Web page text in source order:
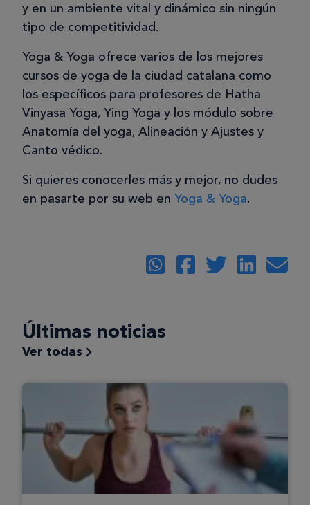
y en un ambiente vital y dinámico sin ningún
tipo de competitividad.
Yoga & Yoga ofrece varios de los mejores
cursos de yoga de la ciudad catalana como
los específicos para profesores de Hatha
Vinyasa Yoga, Ying Yoga y los módulo sobre
Anatomía del yoga, Alineación y Ajustes y
Canto védico.
Si quieres conocerles más y mejor, no dudes
en pasarte por su web en Yoga & Yoga.
Últimas noticias
Ver todas